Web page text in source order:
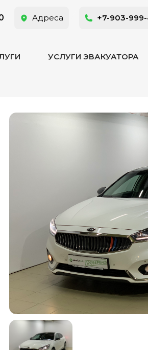
Адреса +7-903-
УСЛУГИ ЭВАКУАТОРА